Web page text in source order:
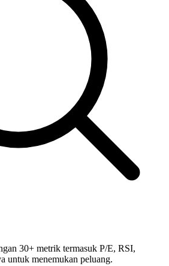
30+ metrik termasuk P/E, RSI,
untuk menemukan peluang.